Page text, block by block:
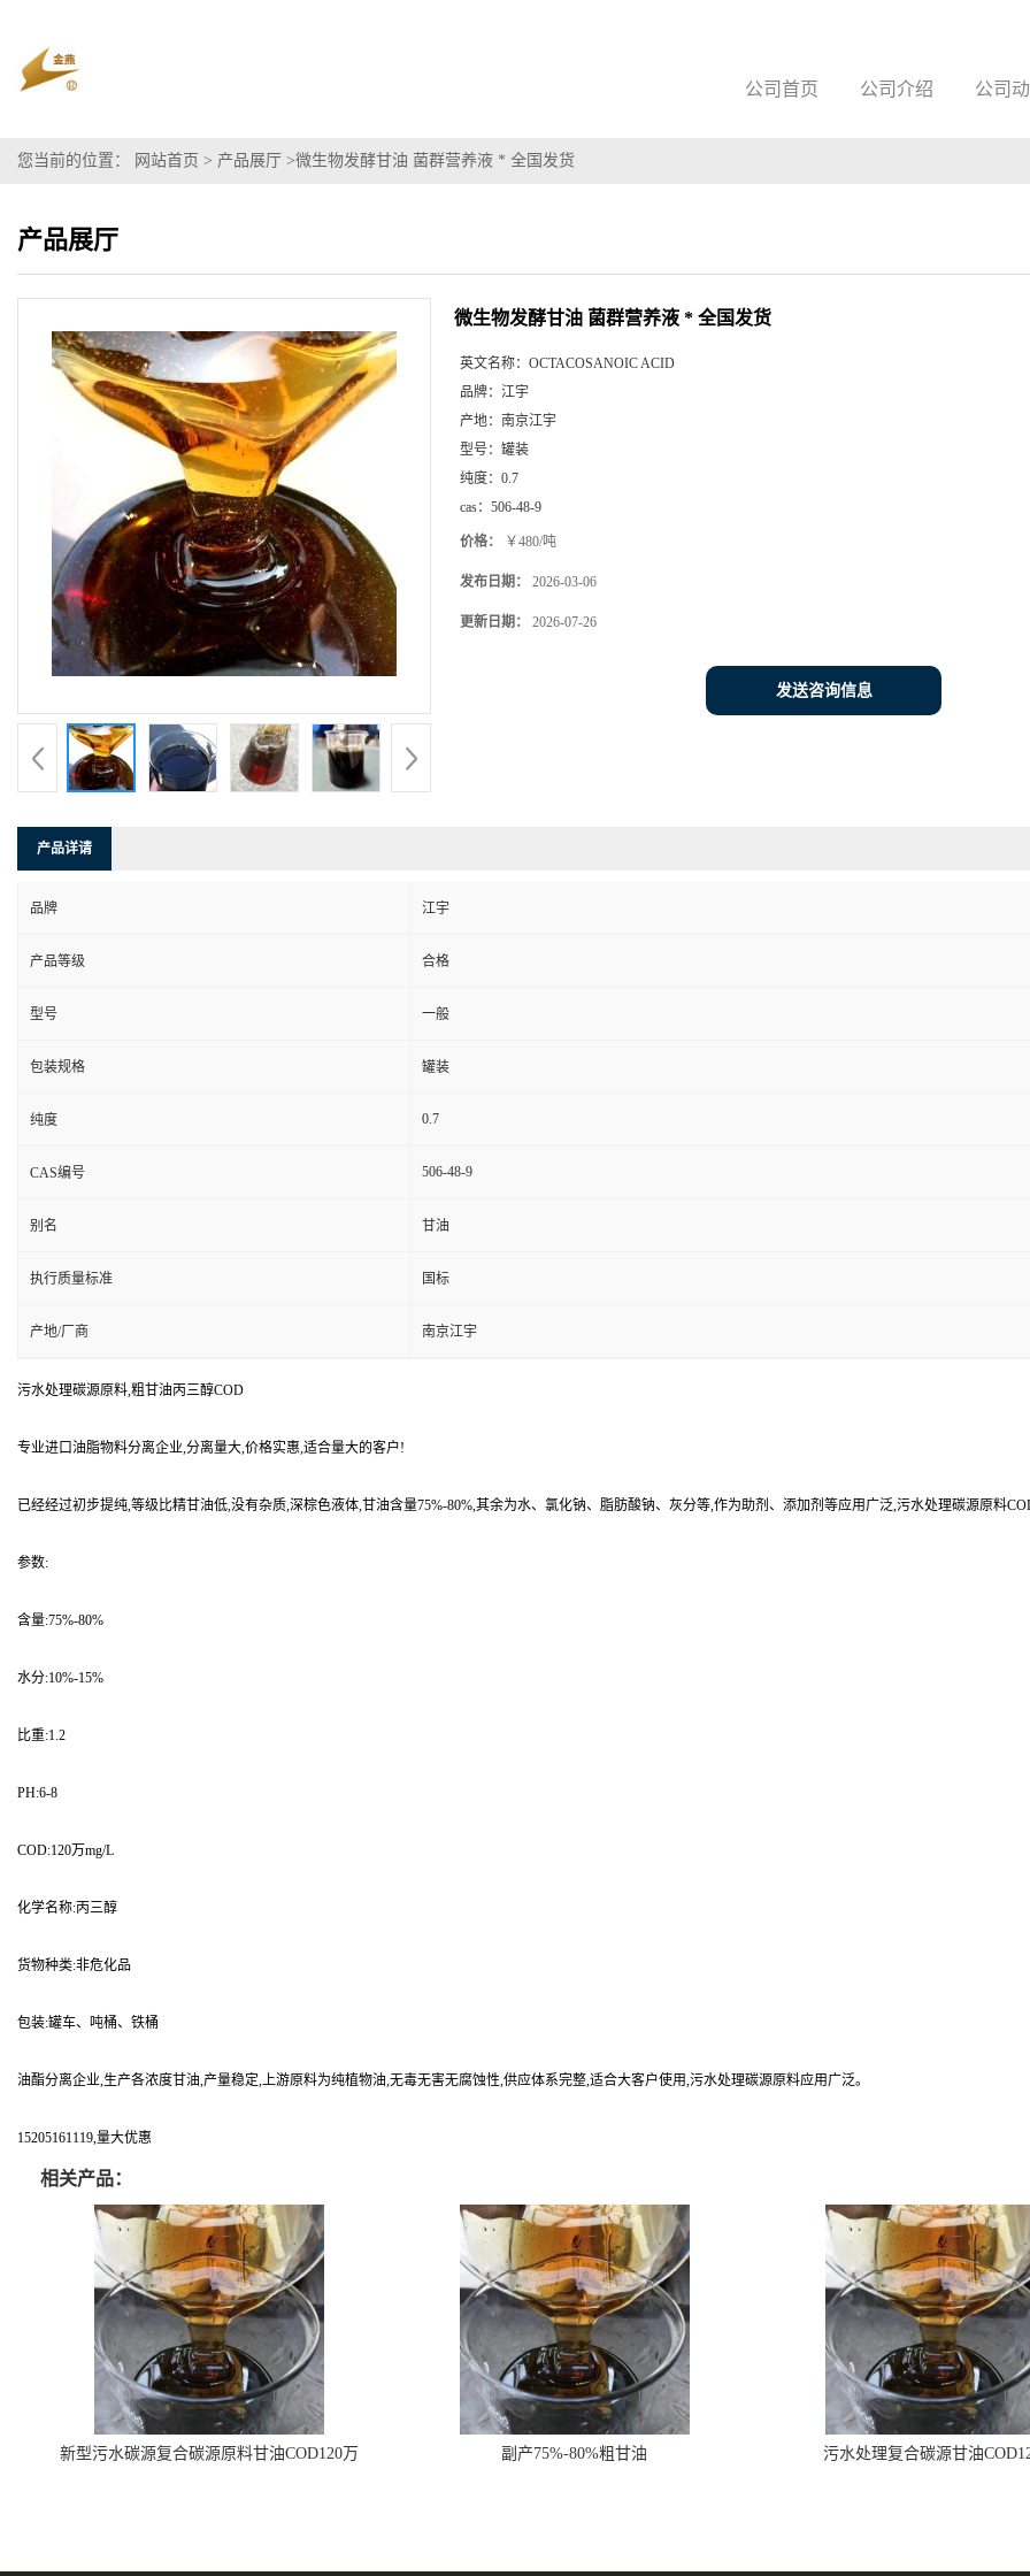
公司首页 公司介绍 公司
您当前的位置： 网站首页 > 产品展厅 >微生物发酵甘油 菌群营养液 * 全国发货
产品展厅
微生物发酵甘油 菌群营养液 * 全国发货
英文名称： OCTACOSANOIC ACID
品牌： 江宇
产地： 南京江宇
型号： 罐装
纯度： 0.7
cas： 506-48-9
价格： ￥480/吨
发布日期： 2026-03-06
更新日期： 2026-07-26
发送咨询信息
产品详请
品牌 江宇
产品等级 合格
型号 一般
包装规格 罐装
纯度 0.7
CAS编号 506-48-9
别名 甘油
执行质量标准 国标
产地/厂商 南京江宇
污水处理碳源原料,粗甘油丙三醇COD
专业进口油脂物料分离企业,分离量大,价格实惠,适合量大的客户!
已经经过初步提纯,等级比精甘油低,没有杂质,深棕色液体,甘油含量75%-80%,其余为水、氯化钠、脂肪酸钠、灰分等,作为助剂、添加剂等应用广泛,污水处理碳源原料
参数:
含量:75%-80%
水分:10%-15%
比重:1.2
PH:6-8
COD:120万mg/L
化学名称:丙三醇
货物种类:非危化品
包装:罐车、吨桶、铁桶
油酯分离企业,生产各浓度甘油,产量稳定,上游原料为纯植物油,无毒无害无腐蚀性,供应体系完整,适合大客户使用,污水处理碳源原料应用广泛。
15205161119,量大优惠
相关产品：
新型污水碳源复合碳源原料甘油COD120万 副产75%-80%粗甘油 污水处理复合碳源甘油